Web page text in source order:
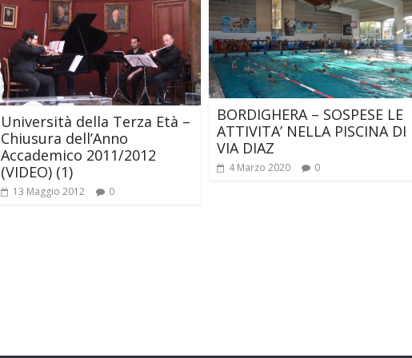
Università della Terza Età –
Chiusura dell’Anno
Accademico 2011/2012
(VIDEO) (1)
13 Maggio 2012 0
BORDIGHERA – SOSPESE LE
ATTIVITA’ NELLA PISCINA DI
VIA DIAZ
4 Marzo 2020 0